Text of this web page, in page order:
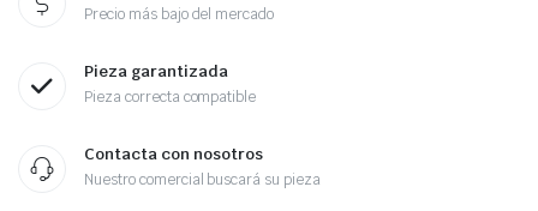
Precio más bajo del mercado
Pieza garantizada
Pieza correcta compatible
Contacta con nosotros
Nuestro comercial buscará su pieza